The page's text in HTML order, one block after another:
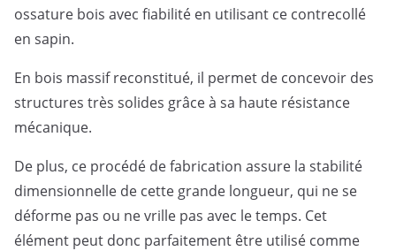
ossature bois avec fiabilité en utilisant ce contrecollé
en sapin.
En bois massif reconstitué, il permet de concevoir des
structures très solides grâce à sa haute résistance
mécanique.
De plus, ce procédé de fabrication assure la stabilité
dimensionnelle de cette grande longueur, qui ne se
déforme pas ou ne vrille pas avec le temps. Cet
élément peut donc parfaitement être utilisé comme